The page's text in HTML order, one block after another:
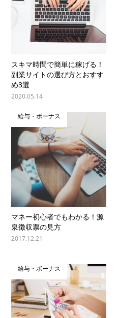
スキマ時間で簡単に稼げる！
副業サイトの選び方とおすす
め3選
2020.05.14
給与・ボーナス
マネー初心者でもわかる！源
泉徴収票の見方
2017.12.21
給与・ボーナス